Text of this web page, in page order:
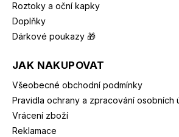
Roztoky a oční kapky
Doplňky
Dárkové poukazy 🎁
JAK NAKUPOVAT
Všeobecné obchodní podmínky
Pravidla ochrany a zpracování osobních
Vrácení zboží
Reklamace